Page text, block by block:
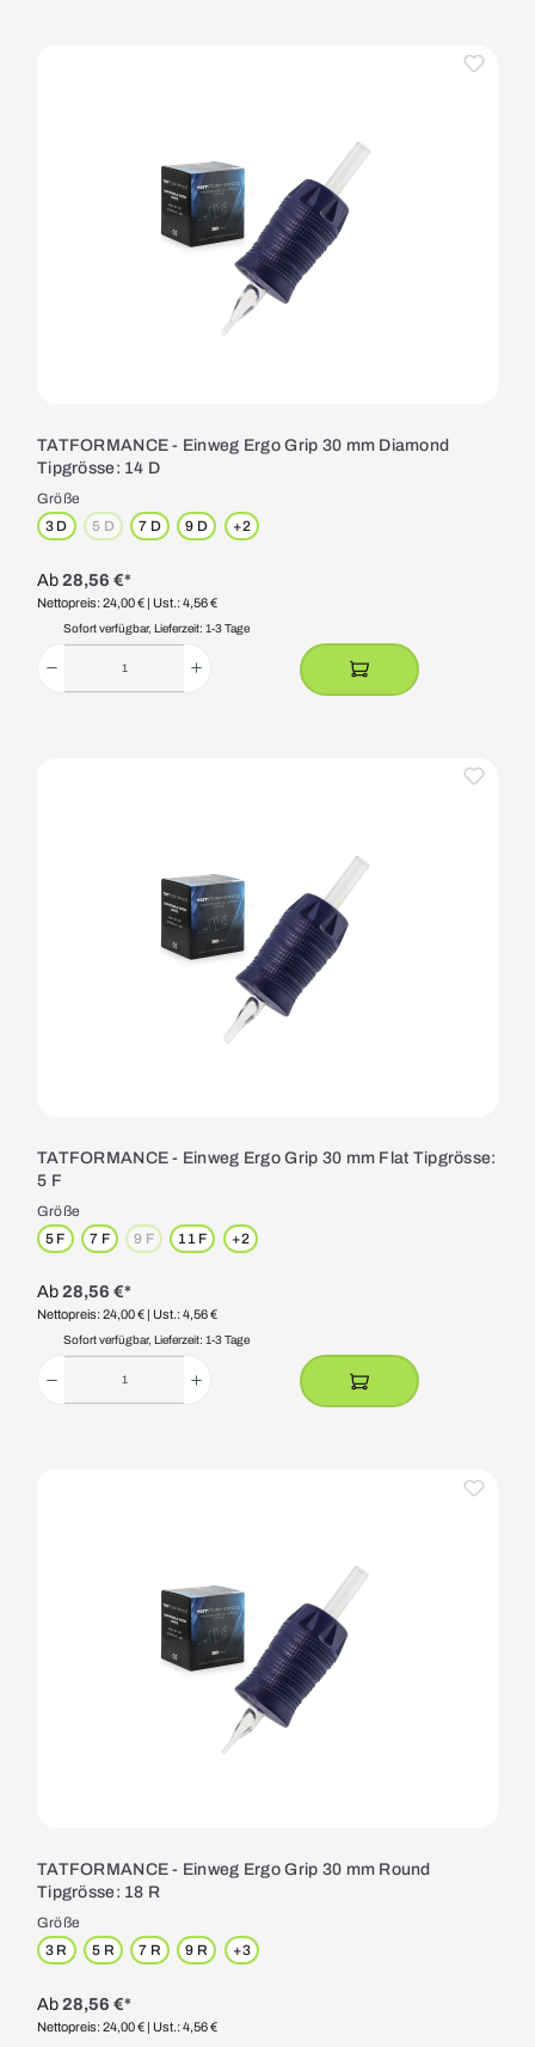
TATFORMANCE - Einweg Ergo Grip 30 mm Diamond
Tipgrösse: 14 D
Größe
3 D
5 D(Diese Option ist zurzeit nicht verfügbar.)
7 D 9 D +2
Ab 28,56 €*
Nettopreis: 24,00 € | Ust.: 4,56 €
Sofort verfügbar, Lieferzeit: 1-3 Tage
TATFORMANCE - Einweg Ergo Grip 30 mm Flat Tipgrösse:
5 F
Größe
5 F
7 F 9 F(Diese Option ist zurzeit nicht verfügbar.)
11 F +2
Ab28,56 €*
Nettopreis: 24,00 € | Ust.: 4,56 €
Sofort verfügbar, Lieferzeit: 1-3 Tage
TATFORMANCE - Einweg Ergo Grip 30 mm Round
Tipgrösse: 18 R
Größe
3 R
5 R 7 R 9 R +3
Ab 28,56 €*
Nettopreis: 24,00 € | Ust.: 4,56 €